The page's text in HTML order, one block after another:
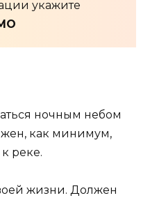
укажите
ночным небом
как минимум,
реке.
жизни. Должен